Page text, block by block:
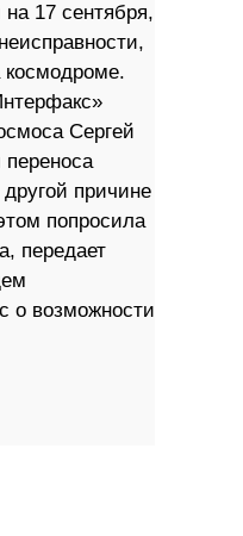
17 сентября,
Сергей
причине
попросила
передает
о возможности